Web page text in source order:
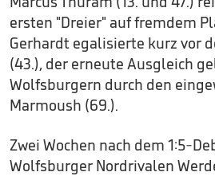
ersten "Dreier" auf fremdem
Gerhardt egalisierte kurz vor
(43.), der erneute Ausgleich
Wolfsburgern durch den
Marmoush (69.).
Zwei Wochen nach dem 1:5-
Wolfsburger Nordrivalen